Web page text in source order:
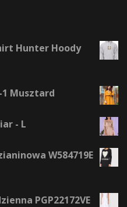
Hunter Hoody
1 Musztard
- L
W584719E
PGP22172VE